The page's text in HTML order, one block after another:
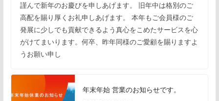
謹んで新年のお慶びを申しあげます。 旧年中は格別のご
高配を賜り厚くお礼申しあげます。 本年もご会員様のご
発展に少しでも貢献できるよう真心をこめたサービスを心
がけてまいります。何卒、昨年同様のご愛顧を賜りますよ
うお願い申し
年末年始 営業のお知らせです。